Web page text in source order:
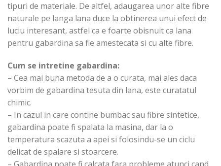
tipuri de materiale. De altfel, adaugarea unor alte fibre
naturale pe langa lana duce la obtinerea unui efect de
luciu interesant, astfel ca e foarte obisnuit ca lana
pentru gabardina sa fie amestecata si cu alte fibre.
Cum se intretine gabardina:
– Cea mai buna metoda de a o curata, mai ales daca
vorbim de gabardina tesuta din lana, este curatatul
chimic.
– In cazul in care contine bumbac sau fibre sintetice,
gabardina poate fi spalata la masina, dar la o
temperatura scazuta a apei si folosindu-se un ciclu
delicat de spalare si stoarcere.